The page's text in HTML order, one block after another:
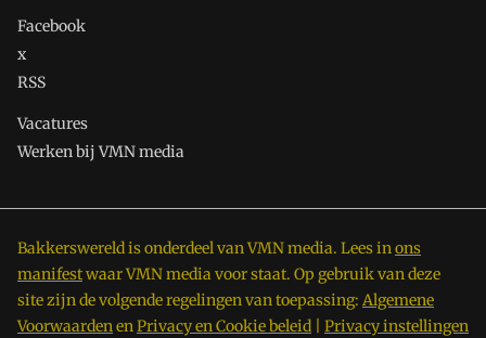
Facebook
x
RSS
Vacatures
Werken bij VMN media
Bakkerswereld is onderdeel van VMN media. Lees inons
manifestwaar VMN media voor staat. Op gebruik van deze
site zijn de volgende regelingen van toepassing: Algemene
VoorwaardenenPrivacy en Cookie beleid Privacy instellingen